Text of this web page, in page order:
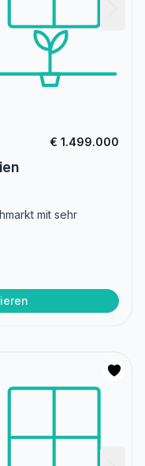
€ 1.499.000
mit sehr